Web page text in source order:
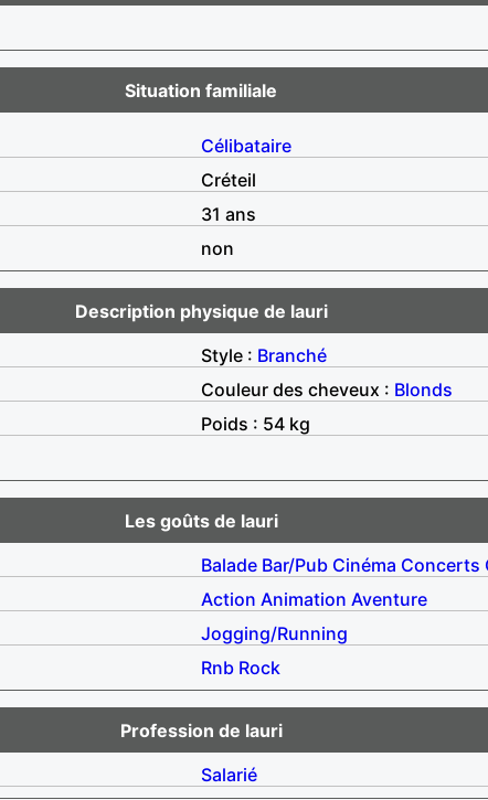
Situation familiale
Célibataire
Créteil
31 ans
non
Description physique de lauri
Style : Branché
Couleur des cheveux : Blonds
Poids : 54 kg
Les goûts de lauri
Balade Bar/Pub Cinéma Concerts
Action Animation Aventure
Jogging/Running
Rnb Rock
Profession de lauri
Salarié